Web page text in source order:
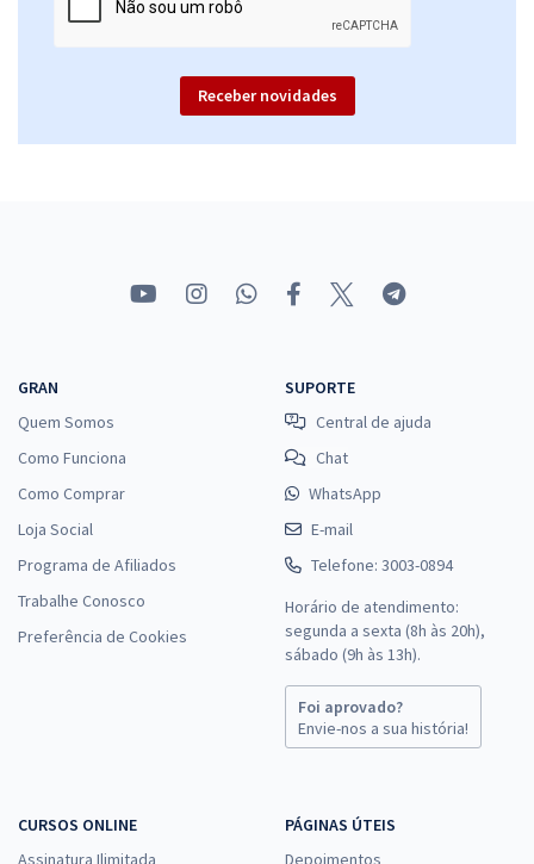
Receber novidades
GRAN
Quem Somos
Como Funciona
Como Comprar
Loja Social
Programa de Afiliados
Trabalhe Conosco
Preferência de Cookies
SUPORTE
Central de ajuda
Chat
WhatsApp
E-mail
Telefone: 3003-0894
Horário de atendimento:
segunda a sexta (8h às 20h),
sábado (9h às 13h).
Foi aprovado?
Envie-nos a sua história!
CURSOS ONLINE
Assinatura Ilimitada
PÁGINAS ÚTEIS
Depoimentos